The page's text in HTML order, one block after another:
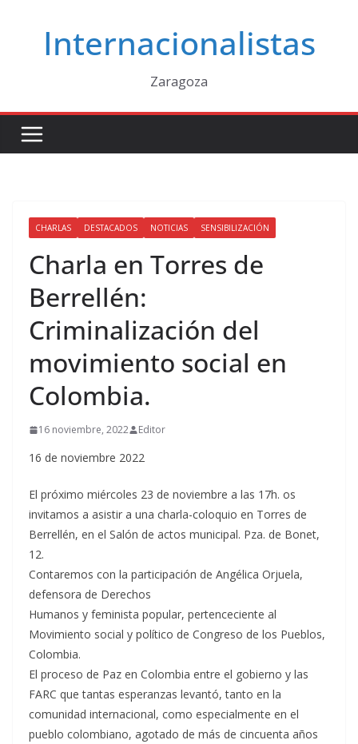
contenidoInternacionalistas
Zaragoza
CHARLAS DESTACADOS NOTICIAS SENSIBILIZACIÓN
Charla en Torres de
Berrellén:
Criminalización del
movimiento social en
Colombia.
16 noviembre, 2022 Editor
16 de noviembre 2022
El próximo miércoles 23 de noviembre a las 17h. os
invitamos a asistir a una charla-coloquio en Torres de
Berrellén, en el Salón de actos municipal. Pza. de Bonet,
12.
Contaremos con la participación de Angélica Orjuela,
defensora de Derechos
Humanos y feminista popular, pertenceciente al
Movimiento social y político de Congreso de los Pueblos,
Colombia.
El proceso de Paz en Colombia entre el gobierno y las
FARC que tantas esperanzas levantó, tanto en la
comunidad internacional, como especialmente en el
pueblo colombiano, agotado de más de cincuenta años